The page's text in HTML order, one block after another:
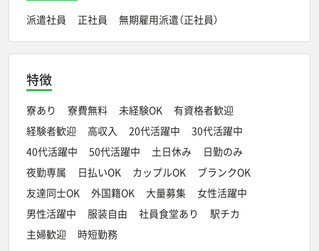
派遣社員 正社員 無期雇用派遣（正社員）
特徴
寮あり 寮費無料 未経験OK
有資格者歓迎
経験者歓迎
高収入 20代活躍中
30代活躍中
40代活躍中
50代活躍中 土日休み
日勤のみ
夜勤専属
日払いOK カップルOK
ブランクOK
友達同士OK
外国籍OK 大量募集
女性活躍中
男性活躍中
服装自由 社員食堂あり
駅チカ
主婦歓迎
時短勤務